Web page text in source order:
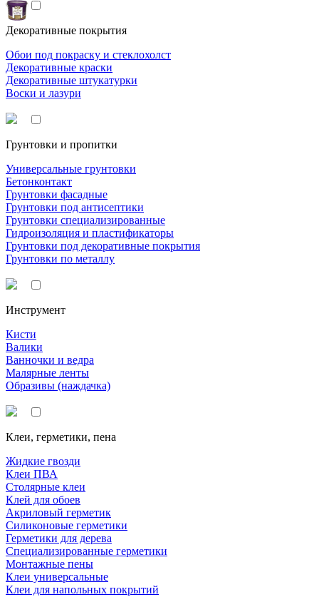
Декоративные покрытия
Обои под покраску и стеклохолст
Декоративные краски
Декоративные штукатурки
Воски и лазури
Грунтовки и пропитки
Универсальные грунтовки
Бетонконтакт
Грунтовки фасадные
Грунтовки под антисептики
Грунтовки специализированные
Гидроизоляция и пластификаторы
Грунтовки под декоративные покрытия
Грунтовки по металлу
Инструмент
Кисти
Валики
Ванночки и ведра
Малярные ленты
Образивы (наждачка)
Клеи, герметики, пена
Жидкие гвозди
Клеи ПВА
Столярные клеи
Клей для обоев
Акриловый герметик
Силиконовые герметики
Герметики для дерева
Специализированные герметики
Монтажные пены
Клеи универсальные
Клеи для напольных покрытий